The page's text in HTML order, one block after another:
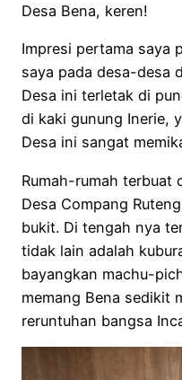
Desa Bena, keren!
Impresi pertama saya
saya pada desa-desa
Desa ini terletak di
di kaki gunung Inerie,
Desa ini sangat
Rumah-rumah terbuat
Desa Compang
bukit. Di tengah nya
tidak lain adalah
bayangkan machu-
memang Bena sedikit
reruntuhan bangsa